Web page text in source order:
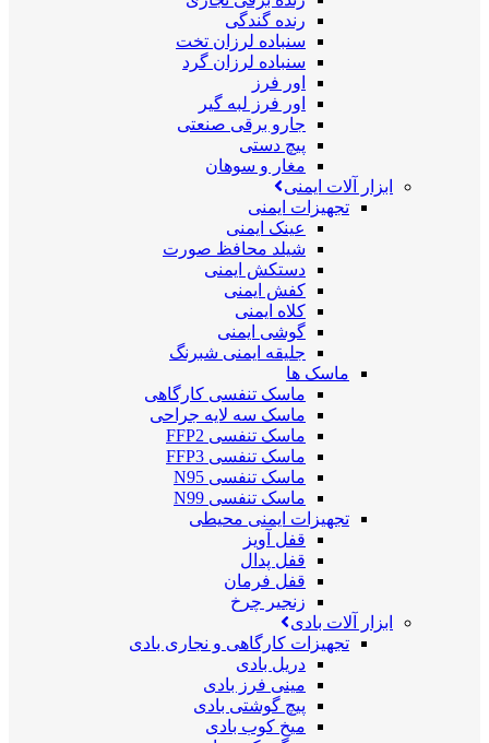
رنده گندگی
سنباده لرزان تخت
سنباده لرزان گرد
اور فرز
اور فرز لبه گیر
جارو برقی صنعتی
پیچ دستی
مغار و سوهان
ابزار آلات ایمنی
تجهیزات ایمنی
عینک ایمنی
شیلد محافظ صورت
دستکش ایمنی
کفش ایمنی
کلاه ایمنی
گوشی ایمنی
جلیقه ایمنی شبرنگ
ماسک ها
ماسک تنفسی کارگاهی
ماسک سه لایه جراحی
ماسک تنفسی FFP2
ماسک تنفسی FFP3
ماسک تنفسی N95
ماسک تنفسی N99
تجهیزات ایمنی محیطی
قفل آویز
قفل پدال
قفل فرمان
زنجیر چرخ
ابزار آلات بادی
تجهیزات کارگاهی و نجاری بادی
دریل بادی
مینی فرز بادی
پیچ گوشتی بادی
میخ کوب بادی